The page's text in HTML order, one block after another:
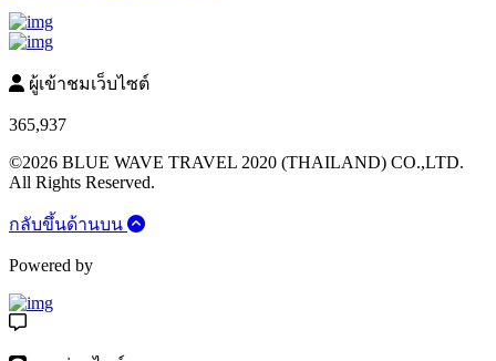
ผู้เข้าชมเว็บไซต์
365,937
©2026 BLUE WAVE TRAVEL 2020 (THAILAND) CO.,LTD.
All Rights Reserved.
กลับขึ้นด้านบน
Powered by